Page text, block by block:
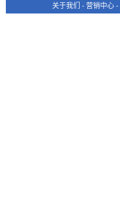
关于我们 - 营销中心 -